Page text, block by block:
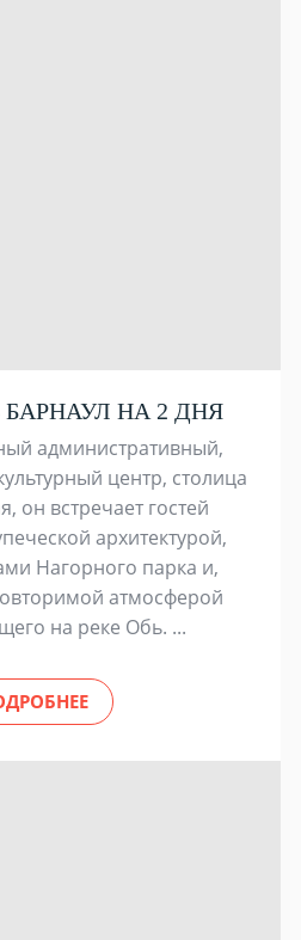
НА 2 ДНЯ
административный,
центр, столица
он встречает гостей
архитектурой,
Нагорного парка и,
атмосферой
на реке Обь. ...